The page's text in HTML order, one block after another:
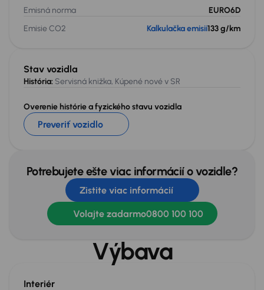
Stav vozidla
História: Servisná knižka, Kúpené nové v SR
Overenie histórie a fyzického stavu vozidla
Preveriť vozidlo
Emisná norma
EURO6D
Emisie CO2
Kalkulačka emisií133 g/km
Potrebujete ešte viac informácií o vozidle?
Zistite viac informácií
Volajte zadarmo0800 100 100
Výbava
Interiér